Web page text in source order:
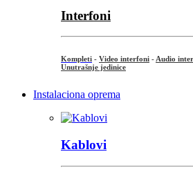
Interfoni
Kompleti - Video interfoni - Audio
Unutrašnje jedinice
Instalaciona oprema
Kablovi